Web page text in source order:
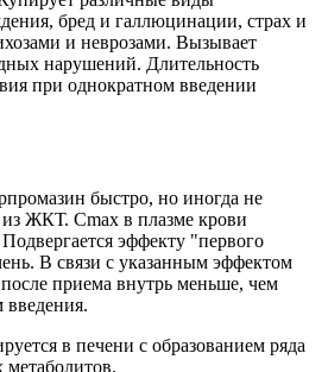
бред и галлюцинации, страх и
и неврозами. Вызывает
нарушений. Длительность
при однократном введении
быстро, но иногда не
ЖКТ. Cmax в плазме крови
Подвергается эффекту "первого
В связи с указанным эффектом
приема внутрь меньше, чем
введения.
в печени с образованием ряда